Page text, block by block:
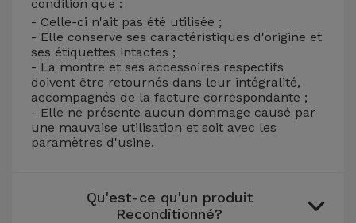
Autres
Marques
Voir
tout
Bracelets
Chaînes
de
Téléphone
Gadgets
condition que :
- Celle-ci n'ait pas été utilisée ;
- Elle conserve ses caractéristiques d'origine et
ses étiquettes intactes ;
- La montre et ses accessoires respectifs
doivent être retournés dans leur intégralité,
accompagnés de la facture correspondante ;
- Elle ne présente aucun dommage causé par
une mauvaise utilisation et soit avec les
paramètres d'usine.
Qu'est-ce qu'un produit
Reconditionné?